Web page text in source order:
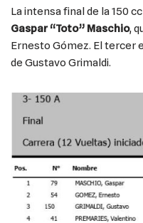
La intensa final de la 150
Gaspar “Toto” Maschio,
Ernesto Gómez. El tercer
de Gustavo Grimaldi.